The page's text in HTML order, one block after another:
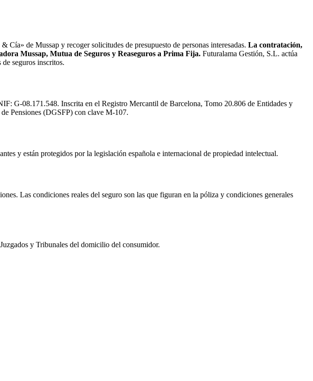
de Mussap y recoger solicitudes de presupuesto de personas interesadas. La contratación,
Mussap, Mutua de Seguros y Reaseguros a Prima Fija. Futuralama Gestión, S.L. actúa
seguros inscritos.
G-08.171.548. Inscrita en el Registro Mercantil de Barcelona, Tomo 20.806 de Entidades y
Pensiones (DGSFP) con clave M-107.
y están protegidos por la legislación española e internacional de propiedad intelectual.
Las condiciones reales del seguro son las que figuran en la póliza y condiciones generales
y Tribunales del domicilio del consumidor.